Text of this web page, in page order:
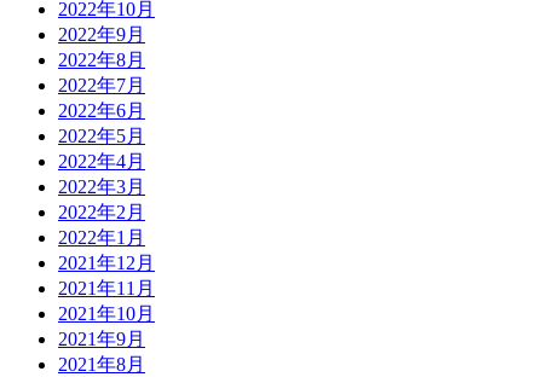
2022年10月
2022年9月
2022年8月
2022年7月
2022年6月
2022年5月
2022年4月
2022年3月
2022年2月
2022年1月
2021年12月
2021年11月
2021年10月
2021年9月
2021年8月